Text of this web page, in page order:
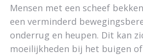
Mensen met een scheef
een verminderd
onderrug en heupen. Dit kan
moeilijkheden bij het buigen